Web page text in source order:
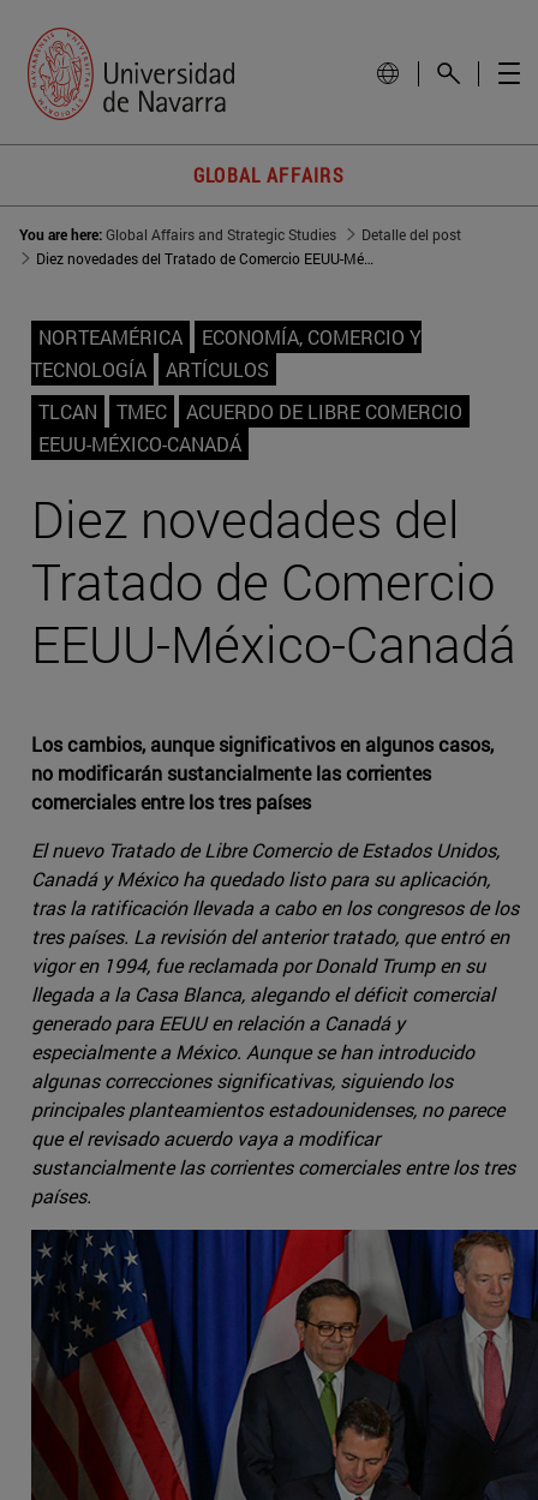
GLOBAL AFFAIRS
You are here:Global Affairs and Strategic Studies
Detalle del post
Diez novedades del Tratado de Comercio EEUU-México-Canadá
NORTEAMÉRICA
ECONOMÍA, COMERCIO Y
TECNOLOGÍA
ARTÍCULOS
TLCAN
TMEC
ACUERDO DE LIBRE COMERCIO
EEUU-MÉXICO-CANADÁ
Diez novedades del
Tratado de Comercio
EEUU-México-Canadá
Los cambios, aunque significativos en algunos casos,
no modificarán sustancialmente las corrientes
comerciales entre los tres países
El nuevo Tratado de Libre Comercio de Estados Unidos,
Canadá y México ha quedado listo para su aplicación,
tras la ratificación llevada a cabo en los congresos de los
tres países. La revisión del anterior tratado, que entró en
vigor en 1994, fue reclamada por Donald Trump en su
llegada a la Casa Blanca, alegando el déficit comercial
generado para EEUU en relación a Canadá y
especialmente a México. Aunque se han introducido
algunas correcciones significativas, siguiendo los
principales planteamientos estadounidenses, no parece
que el revisado acuerdo vaya a modificar
sustancialmente las corrientes comerciales entre los tres
países.